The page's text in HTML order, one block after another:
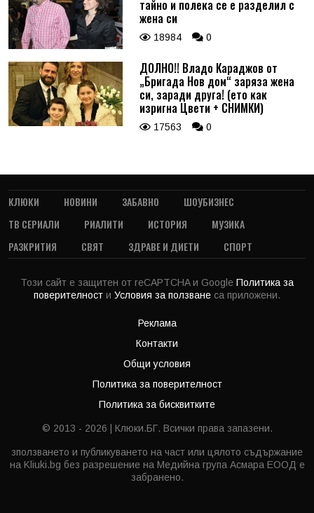
тайно и полека се е разделил с
жена си
18984 0
ДОЛНО!! Владо Караджов от
„Бригада Нов дом“ заряза жена
си, заради друга! (ето как
изригна Цвети + СНИМКИ)
17563 0
КЛЮКИ НОВИНИ ЗАБАВНО
ШОУБИЗНЕС
ТВ СЕРИАЛИ
РИАЛИТИ ИСТОРИЯ
МУЗИКА
РАЗКРИТИЯ
СВЯТ ЗДРАВЕ И ДИЕТИ СПОРТ
Този сайт е защитен от reCAPTCHA и Google Политика за
поверителност и Условия за ползване са приложени.
Реклама
Контакти
Общи условия
Политика за поверителност
Политика за бисквитките
© 2013 - 2026 | Клюки.БГ. Всички права запазени.
зползването и публикуването на част или цялото съдържание
на Kliuki.bg без разрешение на Медийна група Асмара ЕООД е
забранено.